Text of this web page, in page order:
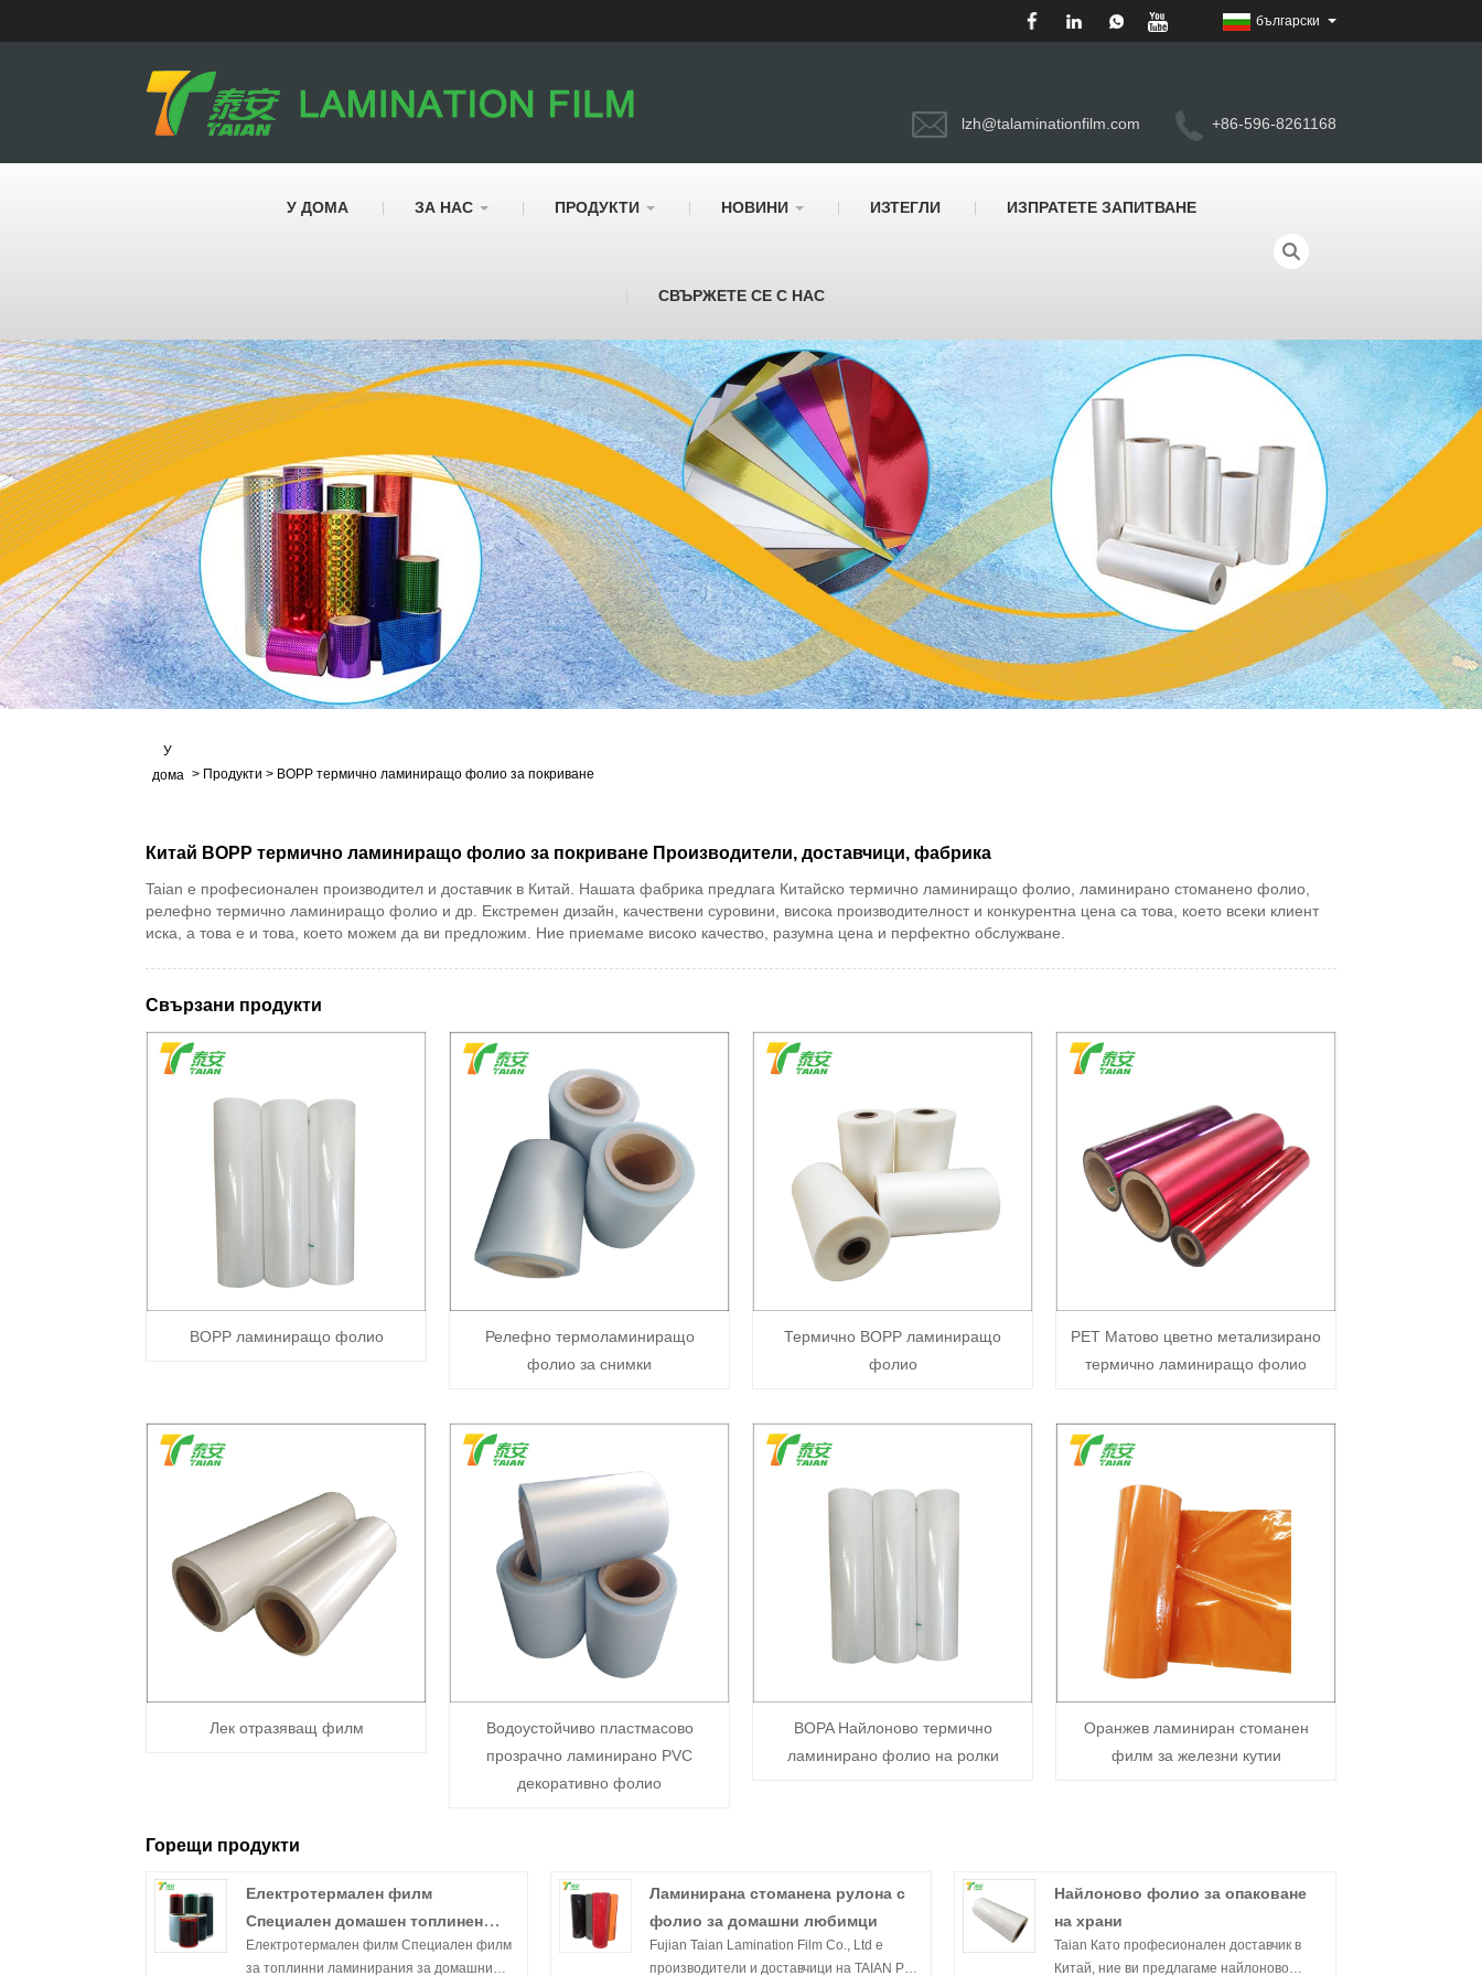
+86-596-8261168
lzh@talaminationfilm.com
български
У ДОМА ЗА НАС ПРОДУКТИ НОВИНИ ИЗТЕГЛИ ИЗПРАТЕТЕ ЗАПИТВАНЕ
СВЪРЖЕТЕ СЕ С НАС
У
дома > Продукти > BOPP термично ламиниращо фолио за покриване
Китай BOPP термично ламиниращо фолио за покриване Производители, доставчици, фабрика
Taian е професионален производител и доставчик в Китай. Нашата фабрика предлага Китайско термично ламиниращо фолио, ламинирано стоманено фолио,
релефно термично ламиниращо фолио и др. Екстремен дизайн, качествени суровини, висока производителност и конкурентна цена са това, което всеки клиент
иска, а това е и това, което можем да ви предложим. Ние приемаме високо качество, разумна цена и перфектно обслужване.
Свързани продукти
BOPP ламиниращо фолио
Релефно термоламиниращо
фолио за снимки
Термично BOPP ламиниращо
фолио
PET Матово цветно метализирано
термично ламиниращо фолио
Лек отразяващ филм
Водоустойчиво пластмасово
прозрачно ламинирано PVC
декоративно фолио
BOPA Найлоново термично
ламинирано фолио на ролки
Оранжев ламиниран стоманен
филм за железни кутии
Горещи продукти
Електротермален филм
Специален домашен топлинен
ламиниращ филм
Електротермален филм Специален филм
за топлинни ламинирания за домашни
Ламинирана стоманена рулона с
фолио за домашни любимци
Fujian Taian Lamination Film Co., Ltd е
производители и доставчици на TAIAN Pet
Найлоново фолио за опаковане
на храни
Taian Като професионален доставчик в
Китай, ние ви предлагаме найлоново